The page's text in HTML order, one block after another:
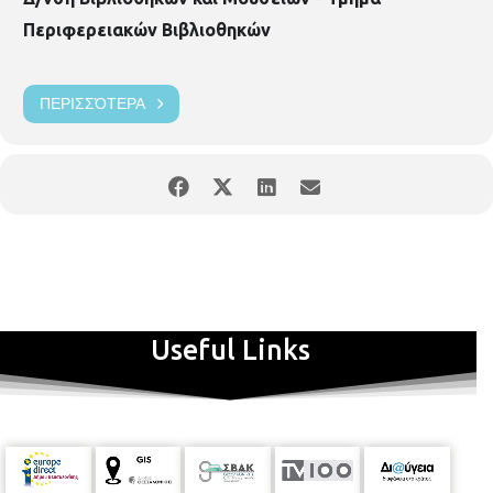
Περιφερειακών Βιβλιοθηκών
ΠΕΡΙΣΣΌΤΕΡΑ
Useful Links